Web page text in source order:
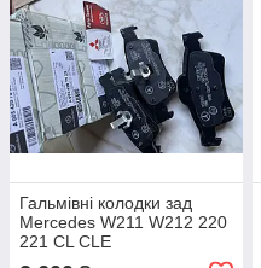
Гальмівні колодки зад
Mercedes W211 W212 220
221 CL CLE